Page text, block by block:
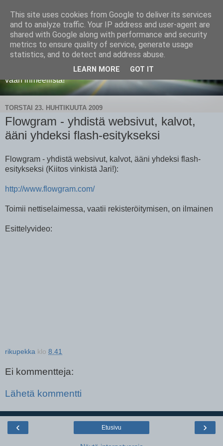
Web 2.0 ja sosiaalinen
media
Web 2.0, sosiaalinen media ja Jyväskylän yliopisto. "On se
vaan ihmeellistä!"
TORSTAI 23. HUHTIKUUTA 2009
Flowgram - yhdistä websivut, kalvot,
ääni yhdeksi flash-esitykseksi
Flowgram - yhdistä websivut, kalvot, ääni yhdeksi flash-
esitykseksi (Kiitos vinkistä Jari!):
http://www.flowgram.com/
Toimii nettiselaimessa, vaatii rekisteröitymisen, on ilmainen
Esittelyvideo:
rikupekka klo 8.41
Ei kommentteja:
Lähetä kommentti
‹ ›
Etusivu
This site uses cookies from Google to deliver its services
and to analyze traffic. Your IP address and user-agent are
shared with Google along with performance and security
metrics to ensure quality of service, generate usage
statistics, and to detect and address abuse.
LEARN MORE GOT IT